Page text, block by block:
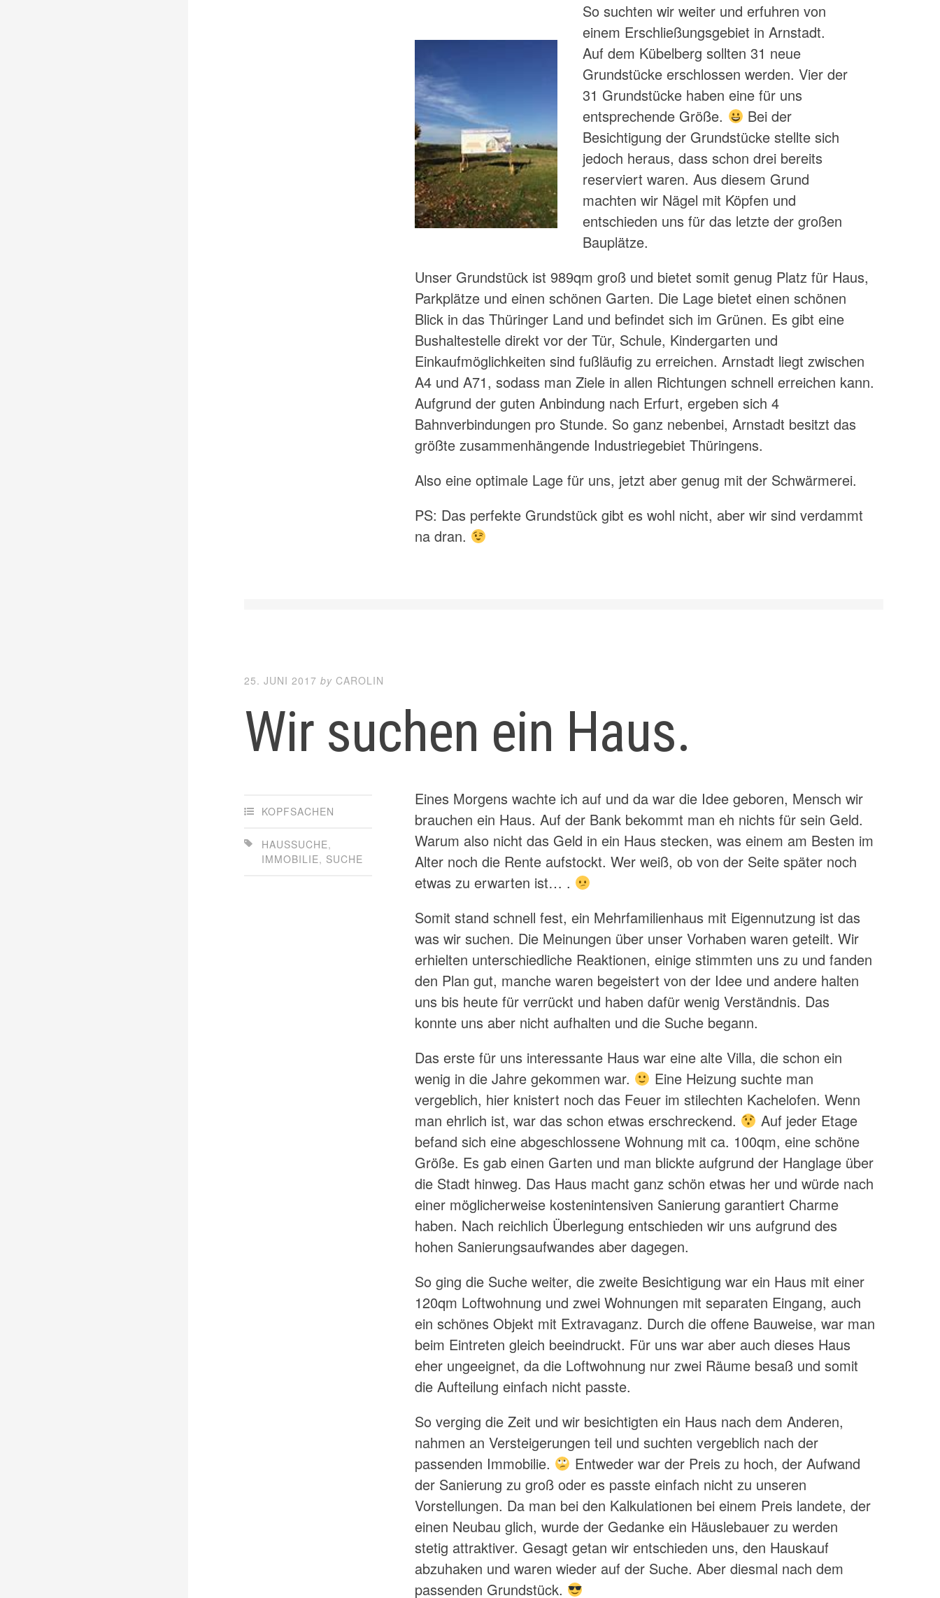
So suchten wir weiter und erfuhren von
einem Erschließungsgebiet in Arnstadt.
Auf dem Kübelberg sollten 31 neue
Grundstücke erschlossen werden. Vier der
31 Grundstücke haben eine für uns
entsprechende Größe.
Bei der
Besichtigung der Grundstücke stellte sich
jedoch heraus, dass schon drei bereits
reserviert waren. Aus diesem Grund
machten wir Nägel mit Köpfen und
entschieden uns für das letzte der großen
Bauplätze.
Unser Grundstück ist 989qm groß und bietet somit genug Platz für Haus,
Parkplätze und einen schönen Garten. Die Lage bietet einen schönen
Blick in das Thüringer Land und befindet sich im Grünen. Es gibt eine
Bushaltestelle direkt vor der Tür, Schule, Kindergarten und
Einkaufmöglichkeiten sind fußläufig zu erreichen. Arnstadt liegt zwischen
A4 und A71, sodass man Ziele in allen Richtungen schnell erreichen kann.
Aufgrund der guten Anbindung nach Erfurt, ergeben sich 4
Bahnverbindungen pro Stunde. So ganz nebenbei, Arnstadt besitzt das
größte zusammenhängende Industriegebiet Thüringens.
Also eine optimale Lage für uns, jetzt aber genug mit der Schwärmerei.
PS: Das perfekte Grundstück gibt es wohl nicht, aber wir sind verdammt
na dran.
25. JUNI 2017 byCAROLIN
Wir suchen ein Haus.
KOPFSACHEN
HAUSSUCHE,
IMMOBILIE, SUCHE
Eines Morgens wachte ich auf und da war die Idee geboren, Mensch wir
brauchen ein Haus. Auf der Bank bekommt man eh nichts für sein Geld.
Warum also nicht das Geld in ein Haus stecken, was einem am Besten im
Alter noch die Rente aufstockt. Wer weiß, ob von der Seite später noch
etwas zu erwarten ist… .
Somit stand schnell fest, ein Mehrfamilienhaus mit Eigennutzung ist das
was wir suchen. Die Meinungen über unser Vorhaben waren geteilt. Wir
erhielten unterschiedliche Reaktionen, einige stimmten uns zu und fanden
den Plan gut, manche waren begeistert von der Idee und andere halten
uns bis heute für verrückt und haben dafür wenig Verständnis. Das
konnte uns aber nicht aufhalten und die Suche begann.
Das erste für uns interessante Haus war eine alte Villa, die schon ein
wenig in die Jahre gekommen war.
Eine Heizung suchte man
vergeblich, hier knistert noch das Feuer im stilechten Kachelofen. Wenn
man ehrlich ist, war das schon etwas erschreckend.
Auf jeder Etage
befand sich eine abgeschlossene Wohnung mit ca. 100qm, eine schöne
Größe. Es gab einen Garten und man blickte aufgrund der Hanglage über
die Stadt hinweg. Das Haus macht ganz schön etwas her und würde nach
einer möglicherweise kostenintensiven Sanierung garantiert Charme
haben. Nach reichlich Überlegung entschieden wir uns aufgrund des
hohen Sanierungsaufwandes aber dagegen.
So ging die Suche weiter, die zweite Besichtigung war ein Haus mit einer
120qm Loftwohnung und zwei Wohnungen mit separaten Eingang, auch
ein schönes Objekt mit Extravaganz. Durch die offene Bauweise, war man
beim Eintreten gleich beeindruckt. Für uns war aber auch dieses Haus
eher ungeeignet, da die Loftwohnung nur zwei Räume besaß und somit
die Aufteilung einfach nicht passte.
So verging die Zeit und wir besichtigten ein Haus nach dem Anderen,
nahmen an Versteigerungen teil und suchten vergeblich nach der
passenden Immobilie.
Entweder war der Preis zu hoch, der Aufwand
der Sanierung zu groß oder es passte einfach nicht zu unseren
Vorstellungen. Da man bei den Kalkulationen bei einem Preis landete, der
einen Neubau glich, wurde der Gedanke ein Häuslebauer zu werden
stetig attraktiver. Gesagt getan wir entschieden uns, den Hauskauf
abzuhaken und waren wieder auf der Suche. Aber diesmal nach dem
passenden Grundstück.